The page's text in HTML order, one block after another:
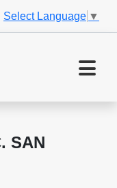
Select Language ▼
SAN